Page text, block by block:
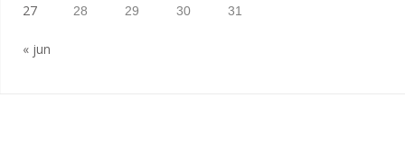
27
28 29 30 31
« jun